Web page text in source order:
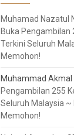
Muhamad Nazatul
Buka Pengambilan
Terkini Seluruh
Memohon!
Muhammad Akmal
Pengambilan 255
Seluruh Malaysia ~
Memohon!